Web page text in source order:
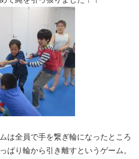
は全員で手を繋ぎ輪になったところ
ぱり輪から引き離すというゲーム。